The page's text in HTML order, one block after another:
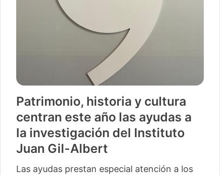
Patrimonio, historia y cultura
centran este año las ayudas a
la investigación del Instituto
Juan Gil-Albert
Las ayudas prestan especial atención a los